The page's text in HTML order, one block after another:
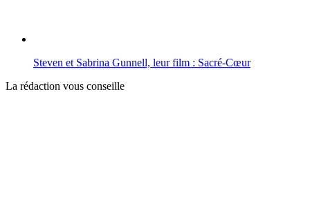
Steven et Sabrina Gunnell, leur film : Sacré-Cœur
La rédaction vous conseille